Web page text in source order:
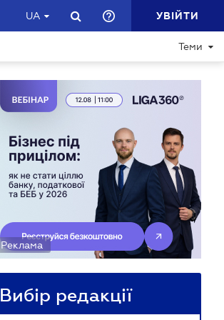
UA УВІЙТИ
Теми
Реклама
Вибір редакції